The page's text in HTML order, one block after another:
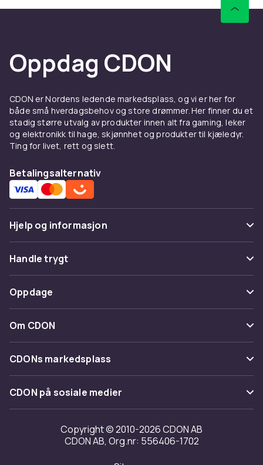
Oppdag CDON
CDON er Nordens ledende markedsplass, og vi er her for
både små hverdagsbehov og store drømmer. Her finner du et
stadig større utvalg av produkter innen alt fra gaming, leker
og elektronikk til hage, skjønnhet og produkter til kjæledyr.
Ting for livet, rett og slett.
Betalingsalternativ
Hjelp og informasjon
Vanlige spørsmål
Spor pakke
Angre & returner her
Kontakt oss
Handle trygt
Betaling
Levering
Tilbakekallinger
Oppdage
Kategorier
Varemerker
Om CDON
Om oss
Kundeanmeldelser
Jobbe på CDON
Investor relations
Tilgjengelighet
CDONs markedsplass
Merchant Help Center
CDON på sosiale medier
Copyright © 2010-2026 CDON AB
CDON AB, Org.nr: 556406-1702